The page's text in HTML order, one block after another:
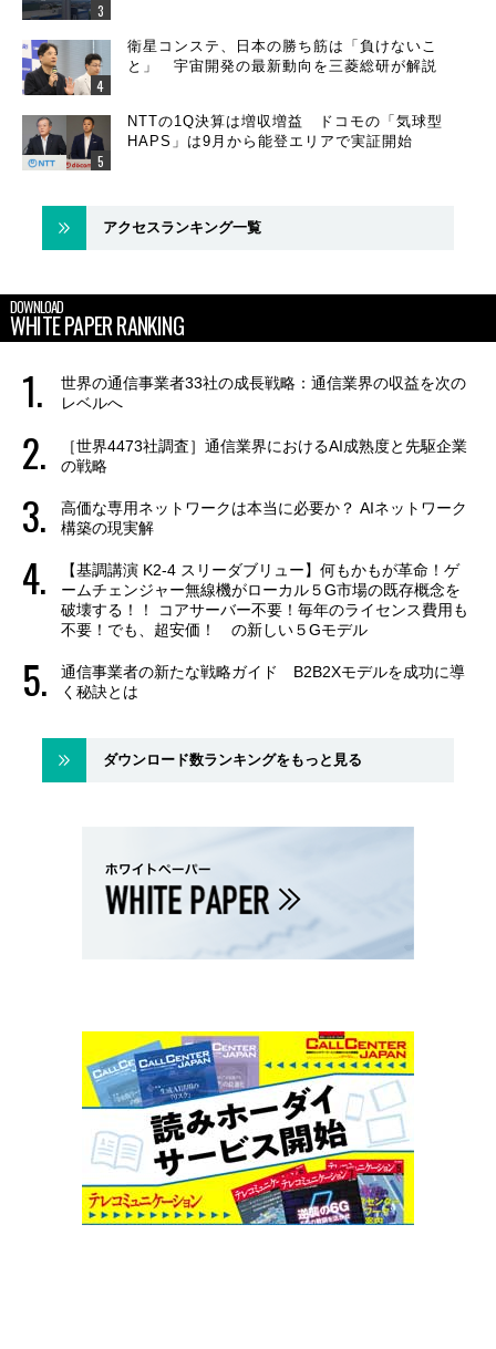
衛星コンステ、日本の勝ち筋は「負けないこ
と」 宇宙開発の最新動向を三菱総研が解説
NTTの1Q決算は増収増益 ドコモの「気球型
HAPS」は9月から能登エリアで実証開始
アクセスランキング一覧
DOWNLOAD
WHITE PAPER RANKING
世界の通信事業者33社の成長戦略：通信業界の収益を次の
レベルへ
［世界4473社調査］通信業界におけるAI成熟度と先駆企業
の戦略
高価な専用ネットワークは本当に必要か？ AIネットワーク
構築の現実解
【基調講演 K2-4 スリーダブリュー】何もかもが革命！ゲ
ームチェンジャー無線機がローカル５G市場の既存概念を
破壊する！！ コアサーバー不要！毎年のライセンス費用も
不要！でも、超安価！ の新しい５Gモデル
通信事業者の新たな戦略ガイド B2B2Xモデルを成功に導
く秘訣とは
ダウンロード数ランキングをもっと見る